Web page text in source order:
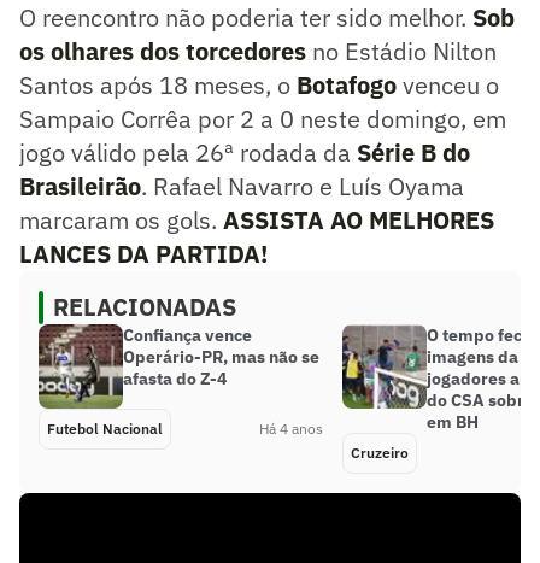
O reencontro não poderia ter sido melhor. Sob
os olhares dos torcedores no Estádio Nilton
Santos após 18 meses, o Botafogovenceu o
Sampaio Corrêa por 2 a 0 neste domingo, em
jogo válido pela 26ª rodada da Série B do
Brasileirão. Rafael Navarro e Luís Oyama
marcaram os gols. ASSISTA AO MELHORES
LANCES DA PARTIDA!
RELACIONADAS
Confiança vence
Operário-PR, mas não se
afasta do Z-4
Futebol Nacional Há 4 anos
O tempo
imagens da
jogadores
do CSA sobre
em BH
Cruzeiro